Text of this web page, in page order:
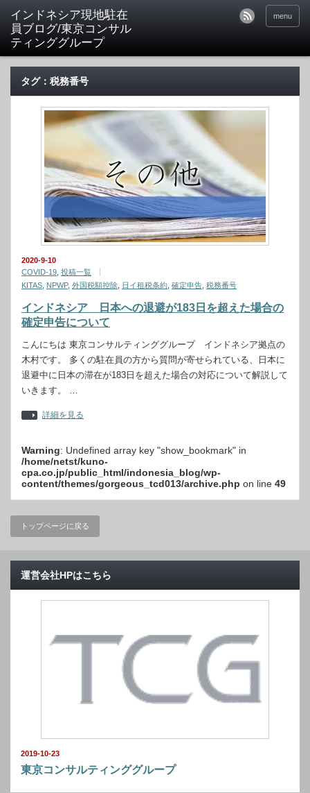
menu
タグ：税務番号
2020-9-10
COVID-19 投稿一覧
KITAS NPWP, 外国税額控除 日イ租税条約 確定申告 税務番号
インドネシア 日本への退避が183日を超えた場合の
確定申告について
こんにちは 東京コンサルティンググループ インドネシア拠点の
木村です。 多くの駐在員の方から質問が寄せられている、日本に
退避中に日本の滞在が183日を超えた場合の対応について解説して
いきます。 …
詳細を見る
Warning: Undefined array key "show_bookmark" in
/home/netst/kuno-
cpa.co.jp/public_html/indonesia_blog/wp-
content/themes/gorgeous_tcd013/archive.php on line 49
トップページに戻る
運営会社HPはこちら
2019-10-23
東京コンサルティンググループ